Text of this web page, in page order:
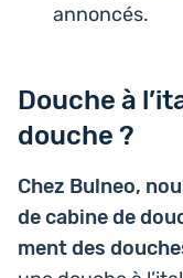
annoncés.
Douche à
douche ?
Chez Bulneo,
de cabine de
ment des